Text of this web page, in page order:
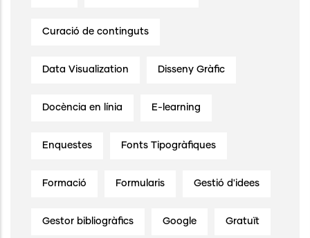
Curació de continguts
Data Visualization Disseny Gràfic
Docència en línia E-learning
Enquestes Fonts Tipogràfiques
Formació Formularis Gestió d'idees
Gestor bibliogràfics Google Gratuït